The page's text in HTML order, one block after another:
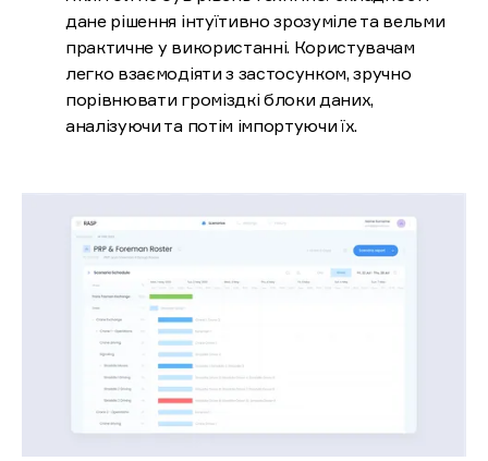
дане рішення інтуїтивно зрозуміле та вельми
практичне у використанні. Користувачам
легко взаємодіяти з застосунком, зручно
порівнювати громіздкі блоки даних,
аналізуючи та потім імпортуючи їх.